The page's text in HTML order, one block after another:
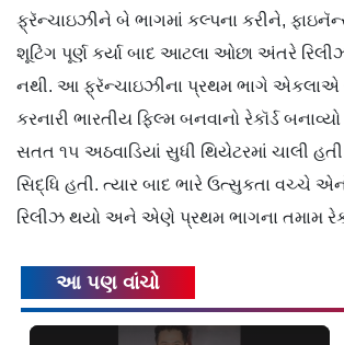
ફ્રૅન્ચાઇઝીને બે ભાગમાં કલ્પના કરીને,
શૂટિંગ પૂર્ણ કર્યા બાદ આટલા ઓછા અંતરે
નથી. આ ફ્રૅન્ચાઇઝીના પ્રથમ ભાગે એકલાએ
કરનારી ભારતીય ફિલ્મ બનવાનો રેકૉર્ડ
સતત ૧૫ અઠવાડિયાં સુધી થિયેટરમાં ચાલી
સિદ્ધિ હતી. ત્યાર બાદ ભારે ઉત્સુકતા વચ્ચે
રિલીઝ થયો અને એણે પ્રથમ ભાગના તમામ
આ પણ વાંચો